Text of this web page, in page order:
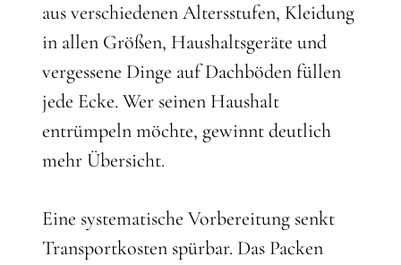
aus verschiedenen Altersstufen, Kleidung
in allen Größen, Haushaltsgeräte und
vergessene Dinge auf Dachböden füllen
jede Ecke. Wer seinen Haushalt
entrümpeln möchte, gewinnt deutlich
mehr Übersicht.
Eine systematische Vorbereitung senkt
Transportkosten spürbar. Das Packen